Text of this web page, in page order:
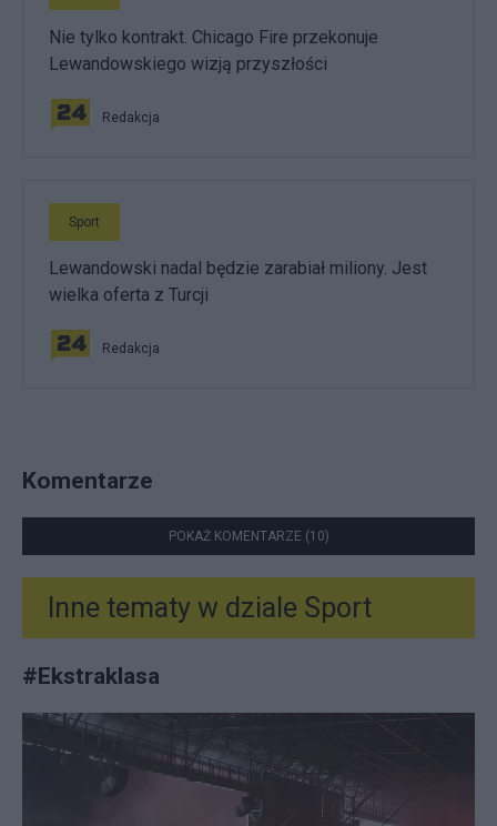
Nie tylko kontrakt. Chicago Fire przekonuje
Lewandowskiego wizją przyszłości
Redakcja
Sport
Lewandowski nadal będzie zarabiał miliony. Jest
wielka oferta z Turcji
Redakcja
Komentarze
POKAŻ KOMENTARZE (10)
Inne tematy w dziale Sport
#Ekstraklasa